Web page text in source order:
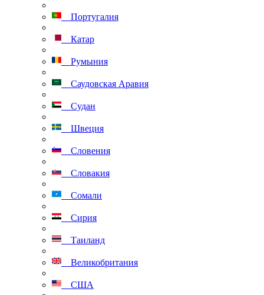
Португалия
Катар
Румыния
Саудовская Аравия
Судан
Швеция
Словения
Словакия
Сомали
Сирия
Таиланд
Великобритания
США